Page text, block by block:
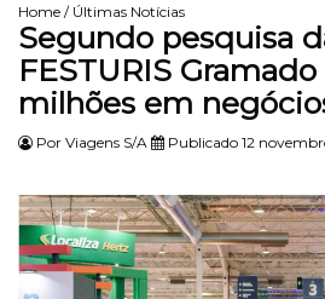
Home / Últimas Notícias
Segundo pesquisa
FESTURIS
milhões em
Por Viagens S/A Publicado 12